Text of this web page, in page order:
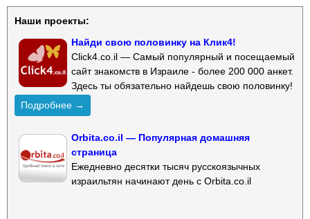
Наши проекты:
Найди свою половинку на Клик4!
Click4.co.il — Самый популярный и посещаемый
сайт знакомств в Израиле - более 200 000 анкет.
Здесь ты обязательно найдешь свою половинку!
Подробнее →
Orbita.co.il — Популярная домашняя
страница
Ежедневно десятки тысяч русскоязычных
израильтян начинают день с Orbita.co.il